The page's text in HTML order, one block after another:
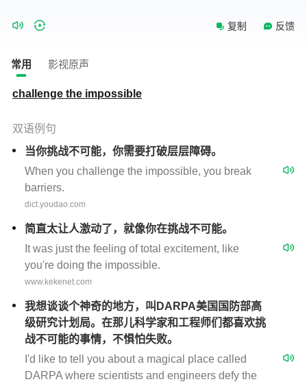
复制 反馈
常用 影视原声
challenge the impossible
双语例句
当你挑战不可能，你需要打破层层障碍。
When you challenge the impossible, you break
barriers.
dict.youdao.com
简直太让人激动了，就像你在挑战不可能。
It was just the feeling of total excitement, like
you're doing the impossible.
www.kekenet.com
我想谈谈个神奇的地方，叫DARPA美国国防部高
级研究计划局。在那儿科学家和工程师们都喜欢挑
战不可能的事情，不惧怕失败。
I'd like to tell you about a magical place called
DARPA where scientists and engineers defy the